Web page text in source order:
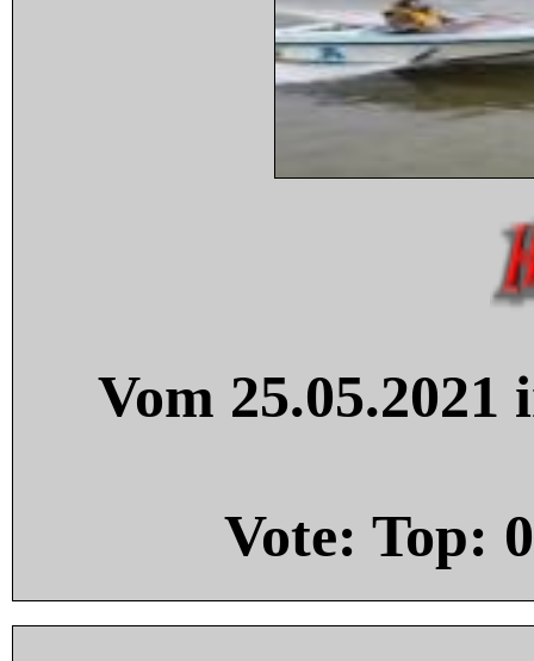
Vom
Vote: Top: 0